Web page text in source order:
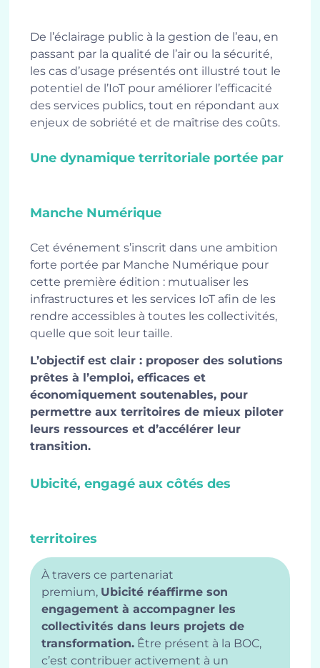
De l’éclairage public à la gestion de l’eau, en
passant par la qualité de l’air ou la sécurité,
les cas d’usage présentés ont illustré tout le
potentiel de l’IoT pour améliorer l’efficacité
des services publics, tout en répondant aux
enjeux de sobriété et de maîtrise des coûts.
Une dynamique territoriale portée par
Manche Numérique
Cet événement s’inscrit dans une ambition
forte portée par Manche Numérique pour
cette première édition : mutualiser les
infrastructures et les services IoT afin de les
rendre accessibles à toutes les collectivités,
quelle que soit leur taille.
L’objectif est clair : proposer des solutions
prêtes à l’emploi, efficaces et
économiquement soutenables, pour
permettre aux territoires de mieux piloter
leurs ressources et d’accélérer leur
transition.
Ubicité, engagé aux côtés des
territoires
À travers ce partenariat
premium, Ubicitéréaffirme son
engagement à accompagner les
collectivités dans leurs projets de
transformation.Être présent à la BOC,
c’est contribuer activement à un